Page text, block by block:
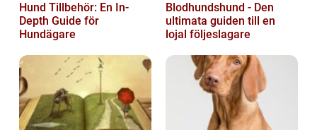
Hund Tillbehör: En In-
Depth Guide för
Hundägare
Blodhundshund - Den
ultimata guiden till en
lojal följeslagare